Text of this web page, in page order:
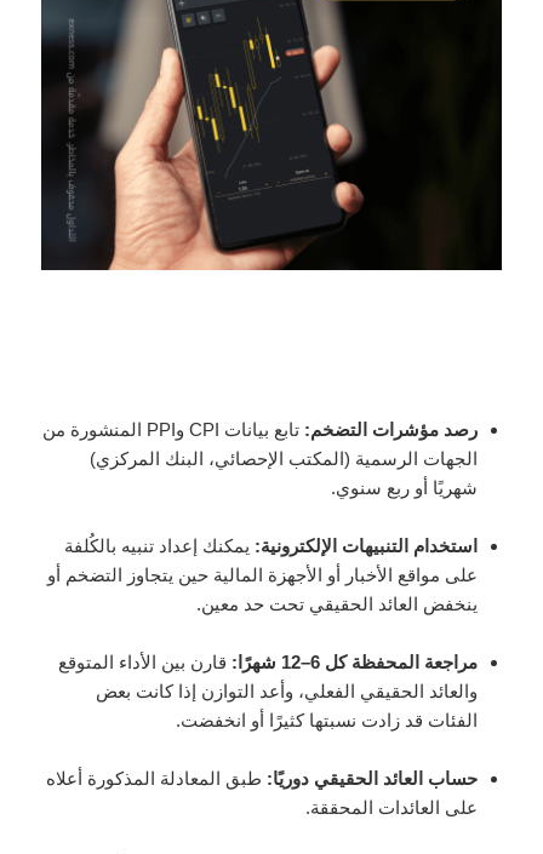
رصد مؤشرات التضخم:
تابع بيانات CPI وPPI المنشورة من
الجهات الرسمية (المكتب الإحصائي، البنك المركزي)
شهريًا أو ربع سنوي.
استخدام التنبيهات الإلكترونية: يمكنك إعداد تنبيه بالكُلفة
على مواقع الأخبار أو الأجهزة المالية حين يتجاوز التضخم أو
ينخفض العائد الحقيقي تحت حد معين.
مراجعة المحفظة كل 6–12 شهرًا:
قارن بين الأداء المتوقع
والعائد الحقيقي الفعلي، وأعد التوازن إذا كانت بعض
الفئات قد زادت نسبتها كثيرًا أو انخفضت.
حساب العائد الحقيقي دوريًا: طبق المعادلة المذكورة أعلاه
على العائدات المحققة.